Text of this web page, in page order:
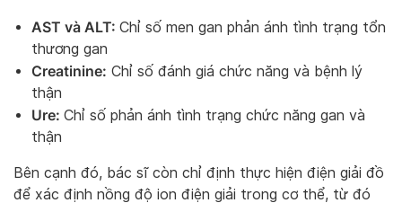
AST và ALT: Chỉ số men gan phản ánh tình trạng tổn
thương gan
Creatinine: Chỉ số đánh giá chức năng và bệnh lý
thận
Ure: Chỉ số phản ánh tình trạng chức năng gan và
thận
Bên cạnh đó, bác sĩ còn chỉ định thực hiện điện giải đồ
để xác định nồng độ ion điện giải trong cơ thể, từ đó